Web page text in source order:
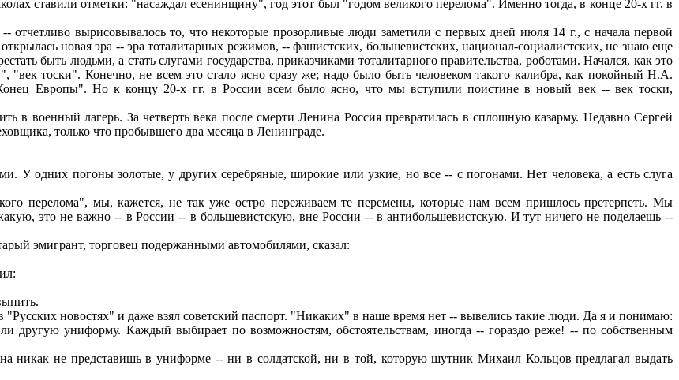
ставили отметки: "насаждал есенинщину", год этот был "годом великого перелома". Именно тогда, в конце 20-х гг. в
отчетливо вырисовывалось то, что некоторые прозорливые люди заметили с первых дней июля 14 г., с начала первой
новая эра -- эра тоталитарных режимов, -- фашистских, большевистских, национал-социалистских, не знаю еще
быть людьми, а стать слугами государства, приказчиками тоталитарного правительства, роботами. Начался, как это
"век тоски". Конечно, не всем это стало ясно сразу же; надо было быть человеком такого калибра, как покойный Н.А.
Европы". Но к концу 20-х гг. в России всем было ясно, что мы вступили поистине в новый век -- век тоски,
в военный лагерь. За четверть века после смерти Ленина Россия превратилась в сплошную казарму. Недавно Сергей
только что пробывшего два месяца в Ленинграде.
У одних погоны золотые, у других серебряные, широкие или узкие, но все -- с погонами. Нет человека, а есть слуга
перелома", мы, кажется, не так уже остро переживаем те перемены, которые нам всем пришлось претерпеть. Мы
это не важно -- в России -- в большевистскую, вне России -- в антибольшевистскую. И тут ничего не поделаешь --
эмигрант, торговец подержанными автомобилями, сказал:
"Русских новостях" и даже взял советский паспорт. "Никаких" в наше время нет -- вывелись такие люди. Да я и понимаю:
другую униформу. Каждый выбирает по возможностям, обстоятельствам, иногда -- гораздо реже! -- по собственным
не представишь в униформе -- ни в солдатской, ни в той, которую шутник Михаил Кольцов предлагал выдать